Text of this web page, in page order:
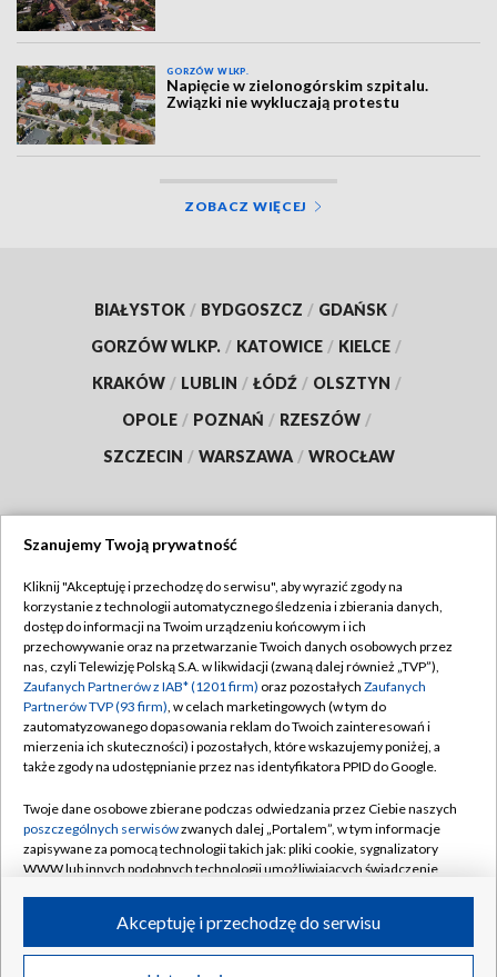
GORZÓW WLKP.
Napięcie w zielonogórskim szpitalu.
Związki nie wykluczają protestu
ZOBACZ WIĘCEJ
BIAŁYSTOK / BYDGOSZCZ / GDAŃSK /
GORZÓW WLKP. / KATOWICE / KIELCE /
KRAKÓW / LUBLIN / ŁÓDŹ / OLSZTYN /
OPOLE / POZNAŃ / RZESZÓW /
SZCZECIN / WARSZAWA / WROCŁAW
TVP
Abonament TVP
Emisja w TVP
Centrum informacji TVP
Naziemna Telewizja Cyfrowa
Rada Programowa
System NOS
Informacje o nadawcy
Program dla prasy
Regulamin TVP
Polityka prywatności
Moje zgody
Pomoc
Kontakt
Kanały
©2026 Telewizja Polska S.A. w likwidacji
Szanujemy Twoją prywatność
Kliknij "Akceptuję i przechodzę do serwisu", aby wyrazić zgody na
korzystanie z technologii automatycznego śledzenia i zbierania danych,
dostęp do informacji na Twoim urządzeniu końcowym i ich
przechowywanie oraz na przetwarzanie Twoich danych osobowych przez
nas, czyli Telewizję Polską S.A. w likwidacji (zwaną dalej również „TVP”),
Zaufanych Partnerów z IAB* (1201 firm) oraz pozostałych Zaufanych
Partnerów TVP (93 firm), w celach marketingowych (w tym do
zautomatyzowanego dopasowania reklam do Twoich zainteresowań i
mierzenia ich skuteczności) i pozostałych, które wskazujemy poniżej, a
także zgody na udostępnianie przez nas identyfikatora PPID do Google.
Twoje dane osobowe zbierane podczas odwiedzania przez Ciebie naszych
poszczególnych serwisówzwanych dalej „Portalem”, w tym informacje
zapisywane za pomocą technologii takich jak: pliki cookie, sygnalizatory
WWW lub innych podobnych technologii umożliwiających świadczenie
ruchu w Internecie.
Twoje dane osobowe zbierane podczas odwiedzania przez Ciebie
Akceptuję i przechodzę do serwisu